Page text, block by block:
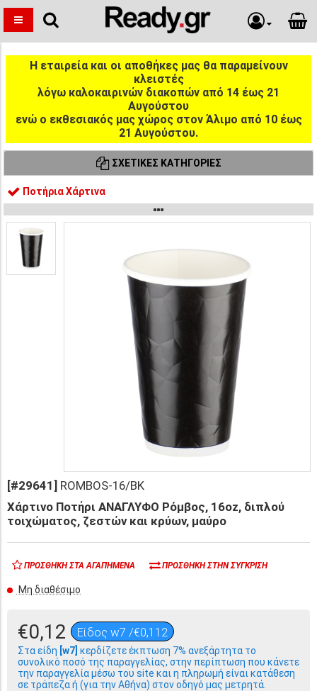
Η εταιρεία και οι αποθήκες μας θα παραμείνουν
κλειστές
λόγω καλοκαιρινών διακοπών από 14 έως 21
Αυγούστου
ενώ ο εκθεσιακός μας χώρος στον Άλιμο από 10 έως
21 Αυγούστου.
ΣΧΕΤΙΚΈΣ ΚΑΤΗΓΟΡΊΕΣ
Ποτήρια Χάρτινα
[#29641] ROMBOS-16/BK
Χάρτινο Ποτήρι ΑΝΑΓΛΥΦΟ Ρόμβος, 16oz, διπλού
τοιχώματος, ζεστών και κρύων, μαύρο
ΠΡΟΣΘΉΚΗ ΣΤΑ ΑΓΑΠΗΜΈΝΑ ΠΡΟΣΘΉΚΗ ΣΤΗΝ ΣΎΓΚΡΙΣΗ
Μη διαθέσιμο
€0,12 Είδος w7 /€0,112
Στα είδη [w7] κερδίζετε έκπτωση 7% ανεξάρτητα το
συνολικό ποσό της παραγγελίας, στην περίπτωση που κάνετε
την παραγγελία μέσω του site και η πληρωμή είναι κατάθεση
σε τράπεζα ή (για την Αθήνα) στον οδηγό μας μετρητά.